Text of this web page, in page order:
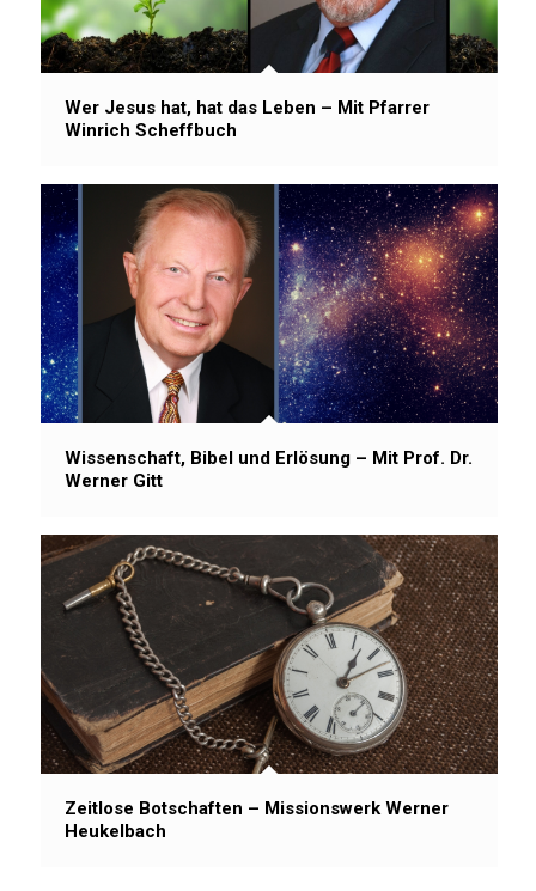
Wer Jesus hat, hat das Leben – Mit Pfarrer
Winrich Scheffbuch
Wissenschaft, Bibel und Erlösung – Mit Prof. Dr.
Werner Gitt
Zeitlose Botschaften – Missionswerk Werner
Heukelbach